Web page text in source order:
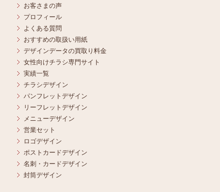
お客さまの声
プロフィール
よくある質問
おすすめの取扱い用紙
デザインデータの買取り料金
女性向けチラシ専門サイト
実績一覧
チラシデザイン
パンフレットデザイン
リーフレットデザイン
メニューデザイン
営業セット
ロゴデザイン
ポストカードデザイン
名刺・カードデザイン
封筒デザイン